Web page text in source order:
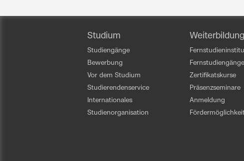
Studium
Studiengänge
Bewerbung
Vor dem Studium
Studierendenservice
Internationales
Studienorganisation
Weiterbildung
Fernstudiengänge
Zertifikatskurse
Präsenzseminare
Anmeldung